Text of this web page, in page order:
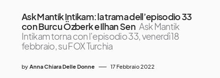
Ask Mantik Intikam: la trama dell’episodio 33
con Burcu Özberk e Ilhan Sen Ask Mantik
Intikam torna con l’episodio 33, venerdì 18
febbraio, su FOX Turchia
by Anna Chiara Delle Donne 17 Febbraio 2022